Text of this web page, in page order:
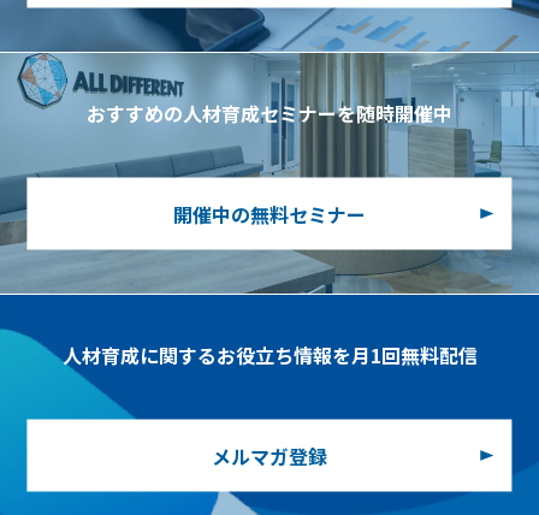
おすすめの人材育成セミナーを随時開催中
開催中の無料セミナー
人材育成に関するお役立ち情報を月1回無料配信
メルマガ登録